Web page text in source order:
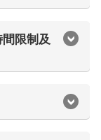
限制及